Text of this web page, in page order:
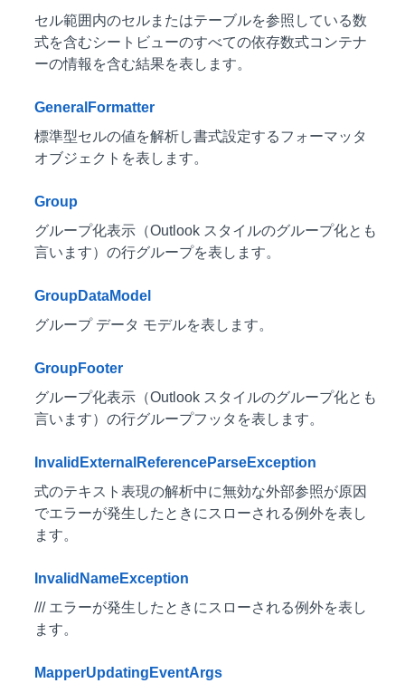
セル範囲内のセルまたはテーブルを参照している数
式を含むシートビューのすべての依存数式コンテナ
ーの情報を含む結果を表します。
GeneralFormatter
標準型セルの値を解析し書式設定するフォーマッタ
オブジェクトを表します。
Group
グループ化表示（Outlook スタイルのグループ化とも
言います）の行グループを表します。
GroupDataModel
グループ データ モデルを表します。
GroupFooter
グループ化表示（Outlook スタイルのグループ化とも
言います）の行グループフッタを表します。
InvalidExternalReferenceParseException
式のテキスト表現の解析中に無効な外部参照が原因
でエラーが発生したときにスローされる例外を表し
ます。
InvalidNameException
/// エラーが発生したときにスローされる例外を表し
ます。
MapperUpdatingEventArgs